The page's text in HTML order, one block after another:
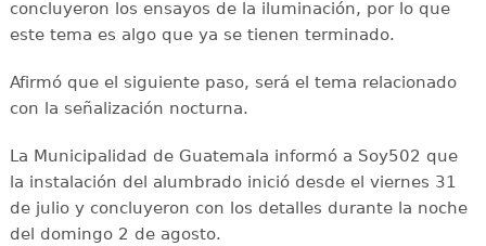
concluyeron los ensayos de la iluminación, por lo que
este tema es algo que ya se tienen terminado.
Afirmó que el siguiente paso, será el tema relacionado
con la señalización nocturna.
La Municipalidad de Guatemala informó a Soy502 que
la instalación del alumbrado inició desde el viernes 31
de julio y concluyeron con los detalles durante la noche
del domingo 2 de agosto.